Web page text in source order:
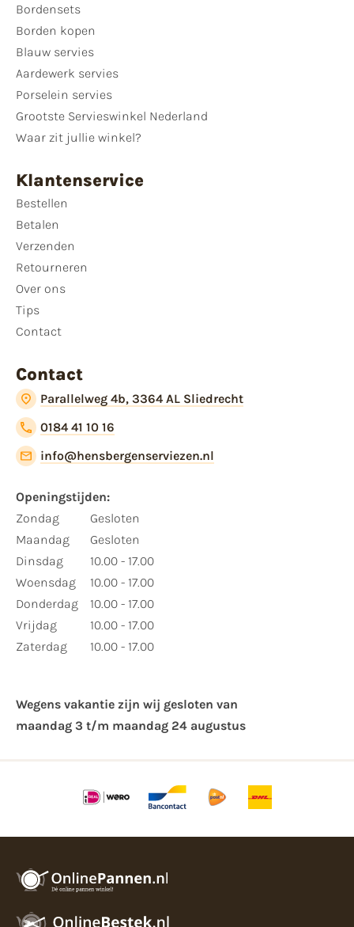
Bordensets
Borden kopen
Blauw servies
Aardewerk servies
Porselein servies
Grootste Servieswinkel Nederland
Waar zit jullie winkel?
Klantenservice
Bestellen
Betalen
Verzenden
Retourneren
Over ons
Tips
Contact
Contact
Parallelweg 4b, 3364 AL Sliedrecht
0184 41 10 16
info@hensbergenserviezen.nl
Openingstijden:
Zondag
Maandag
Dinsdag
Woensdag
Donderdag
Vrijdag
Zaterdag
Gesloten
Gesloten
10.00 - 17.00
10.00 - 17.00
10.00 - 17.00
10.00 - 17.00
10.00 - 17.00
Wegens vakantie zijn wij gesloten van ​
maandag 3 t/m maandag 24 augustus